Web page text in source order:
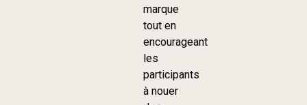
marque
tout en
encourageant
les
participants
à nouer